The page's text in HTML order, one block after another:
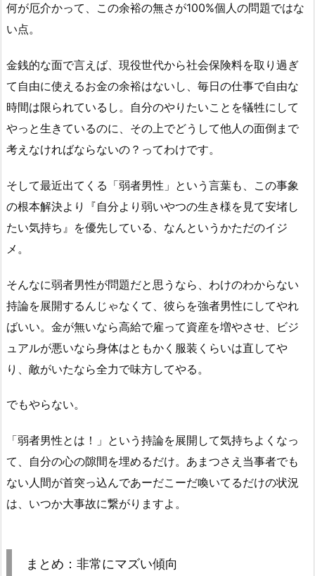
何が厄介かって、この余裕の無さが100%個人の問題ではな
い点。
金銭的な面で言えば、現役世代から社会保険料を取り過ぎ
て自由に使えるお金の余裕はないし、毎日の仕事で自由な
時間は限られているし。自分のやりたいことを犠牲にして
やっと生きているのに、その上でどうして他人の面倒まで
考えなければならないの？ってわけです。
そして最近出てくる「弱者男性」という言葉も、この事象
の根本解決より『自分より弱いやつの生き様を見て安堵し
たい気持ち』を優先している、なんというかただのイジ
メ。
そんなに弱者男性が問題だと思うなら、わけのわからない
持論を展開するんじゃなくて、彼らを強者男性にしてやれ
ばいい。金が無いなら高給で雇って資産を増やさせ、ビジ
ュアルが悪いなら身体はともかく服装くらいは直してや
り、敵がいたなら全力で味方してやる。
でもやらない。
「弱者男性とは！」という持論を展開して気持ちよくなっ
て、自分の心の隙間を埋めるだけ。あまつさえ当事者でも
ない人間が首突っ込んであーだこーだ喚いてるだけの状況
は、いつか大事故に繋がりますよ。
まとめ：非常にマズい傾向